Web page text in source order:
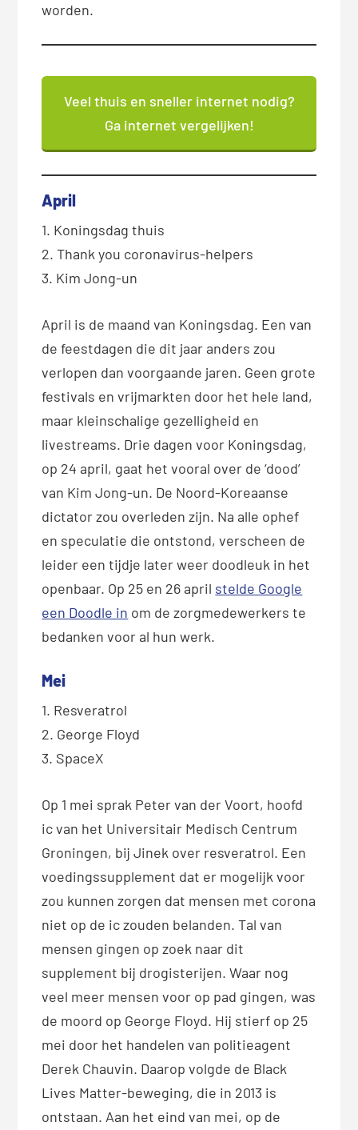
worden.
Veel thuis en sneller internet nodig?
Ga internet vergelijken!
April
1. Koningsdag thuis
2. Thank you coronavirus-helpers
3. Kim Jong-un
April is de maand van Koningsdag. Een van
de feestdagen die dit jaar anders zou
verlopen dan voorgaande jaren. Geen grote
festivals en vrijmarkten door het hele land,
maar kleinschalige gezelligheid en
livestreams. Drie dagen voor Koningsdag,
op 24 april, gaat het vooral over de ‘dood’
van Kim Jong-un. De Noord-Koreaanse
dictator zou overleden zijn. Na alle ophef
en speculatie die ontstond, verscheen de
leider een tijdje later weer doodleuk in het
openbaar. Op 25 en 26 april stelde Google
een Doodle in om de zorgmedewerkers te
bedanken voor al hun werk.
Mei
1. Resveratrol
2. George Floyd
3. SpaceX
Op 1 mei sprak Peter van der Voort, hoofd
ic van het Universitair Medisch Centrum
Groningen, bij Jinek over resveratrol. Een
voedingssupplement dat er mogelijk voor
zou kunnen zorgen dat mensen met corona
niet op de ic zouden belanden. Tal van
mensen gingen op zoek naar dit
supplement bij drogisterijen. Waar nog
veel meer mensen voor op pad gingen, was
de moord op George Floyd. Hij stierf op 25
mei door het handelen van politieagent
Derek Chauvin. Daarop volgde de Black
Lives Matter-beweging, die in 2013 is
ontstaan. Aan het eind van mei, op de